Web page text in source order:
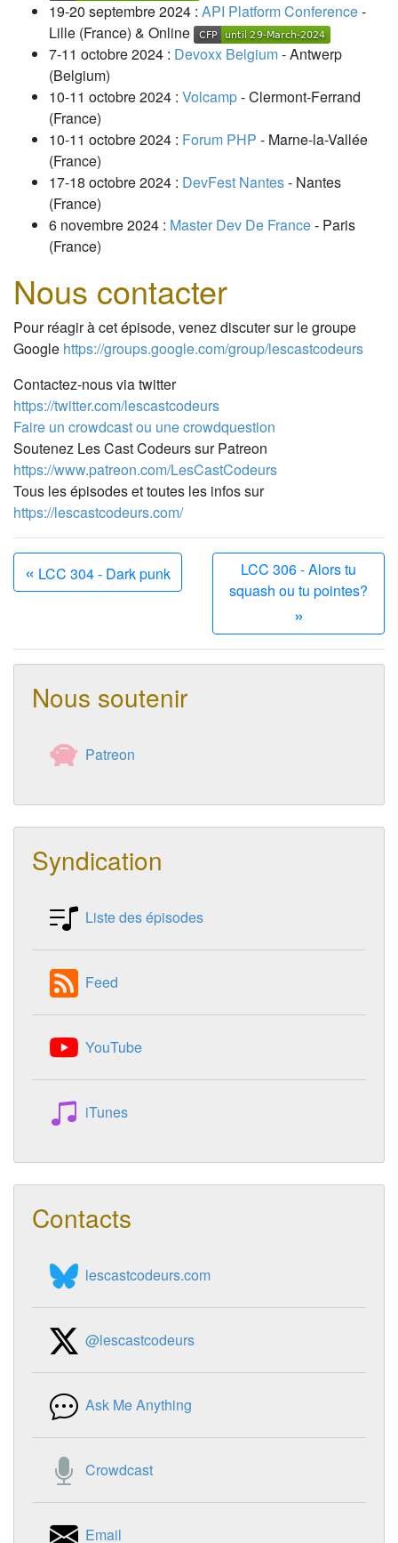
19-20 septembre 2024 : API Platform Conference-
Lille (France) & Online
7-11 octobre 2024 : Devoxx Belgium- Antwerp
(Belgium)
10-11 octobre 2024 : Volcamp- Clermont-Ferrand
(France)
10-11 octobre 2024 : Forum PHP - Marne-la-Vallée
(France)
17-18 octobre 2024 : DevFest Nantes- Nantes
(France)
6 novembre 2024 : Master Dev De France- Paris
(France)
Nous contacter
Pour réagir à cet épisode, venez discuter sur le groupe
Google https://groups.google.com/group/lescastcodeurs
Contactez-nous via twitter
https://twitter.com/lescastcodeurs
Faire un crowdcast ou une crowdquestion
Soutenez Les Cast Codeurs sur Patreon
https://www.patreon.com/LesCastCodeurs
Tous les épisodes et toutes les infos sur
https://lescastcodeurs.com/
« LCC 304 - Dark punk
LCC 306 - Alors tu
squash ou tu pointes?
»
Nous soutenir
Patreon
Syndication
Liste des épisodes
Feed
YouTube
iTunes
Contacts
lescastcodeurs.com
@lescastcodeurs
Ask Me Anything
Crowdcast
Email